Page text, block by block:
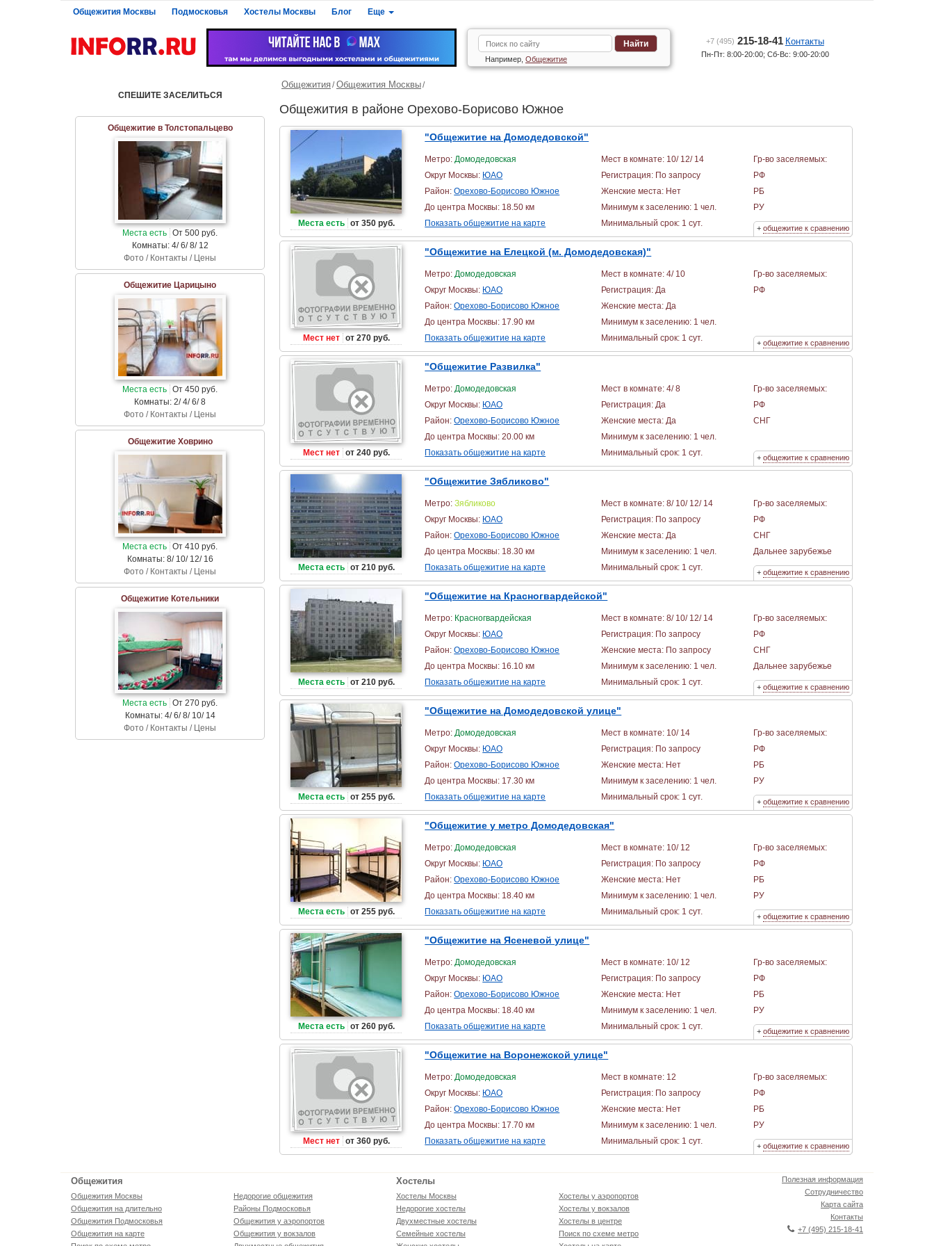
Общежития Москвы Подмосковья Хостелы Москвы Блог Еще
Найти
Например, Общежитие
+7 (495) 215-18-41 Контакты
Пн-Пт: 8:00-20:00; Сб-Вс: 9:00-20:00
СПЕШИТЕ ЗАСЕЛИТЬСЯ
Общежитие в Толстопальцево
Места есть От 500 руб.
Комнаты: 4/ 6/ 8/ 12
Фото / Контакты / Цены
Общежитие Царицыно
Места есть От 450 руб.
Комнаты: 2/ 4/ 6/ 8
Фото / Контакты / Цены
Общежитие Ховрино
Места есть От 410 руб.
Комнаты: 8/ 10/ 12/ 16
Фото / Контакты / Цены
Общежитие Котельники
Места есть От 270 руб.
Комнаты: 4/ 6/ 8/ 10/ 14
Фото / Контакты / Цены
Общежития Общежития Москвы
Общежития в районе Орехово-Борисово Южное
"Общежитие на Домодедовской"
Места есть от 350 руб.
Метро:Домодедовская
Округ Москвы: ЮАО
Район:Орехово-Борисово Южное
До центра Москвы: 18.50 км
Показать общежитие на карте
Мест в комнате: 10/ 12/ 14
Регистрация: По запросу
Женские места: Нет
Минимум к заселению: 1 чел.
Минимальный срок: 1 сут.
Гр-во заселяемых:
РФ
РБ
РУ
+ общежитие к сравнению
"Общежитие на Елецкой (м. Домодедовская)"
Мест нет от 270 руб.
Метро:Домодедовская
Округ Москвы: ЮАО
Район:Орехово-Борисово Южное
До центра Москвы: 17.90 км
Показать общежитие на карте
Мест в комнате: 4/ 10
Регистрация: Да
Женские места: Да
Минимум к заселению: 1 чел.
Минимальный срок: 1 сут.
Гр-во заселяемых:
РФ
+ общежитие к сравнению
"Общежитие Развилка"
Мест нет от 240 руб.
Метро:Домодедовская
Округ Москвы: ЮАО
Район:Орехово-Борисово Южное
До центра Москвы: 20.00 км
Показать общежитие на карте
Мест в комнате: 4/ 8
Регистрация: Да
Женские места: Да
Минимум к заселению: 1 чел.
Минимальный срок: 1 сут.
Гр-во заселяемых:
РФ
СНГ
+ общежитие к сравнению
"Общежитие Зябликово"
Места есть от 210 руб.
Метро:Зябликово
Округ Москвы: ЮАО
Район:Орехово-Борисово Южное
До центра Москвы: 18.30 км
Показать общежитие на карте
Мест в комнате: 8/ 10/ 12/ 14
Регистрация: По запросу
Женские места: Да
Минимум к заселению: 1 чел.
Минимальный срок: 1 сут.
Гр-во заселяемых:
РФ
СНГ
Дальнее зарубежье
+ общежитие к сравнению
"Общежитие на Красногвардейской"
Места есть от 210 руб.
Метро: Красногвардейская
Округ Москвы: ЮАО
Район:Орехово-Борисово Южное
До центра Москвы: 16.10 км
Показать общежитие на карте
Мест в комнате: 8/ 10/ 12/ 14
Регистрация: По запросу
Женские места: По запросу
Минимум к заселению: 1 чел.
Минимальный срок: 1 сут.
Гр-во заселяемых:
РФ
СНГ
Дальнее зарубежье
+ общежитие к сравнению
"Общежитие на Домодедовской улице"
Места есть от 255 руб.
Метро:Домодедовская
Округ Москвы: ЮАО
Район:Орехово-Борисово Южное
До центра Москвы: 17.30 км
Показать общежитие на карте
Мест в комнате: 10/ 14
Регистрация: По запросу
Женские места: Нет
Минимум к заселению: 1 чел.
Минимальный срок: 1 сут.
Гр-во заселяемых:
РФ
РБ
РУ
+ общежитие к сравнению
"Общежитие у метро Домодедовская"
Места есть от 255 руб.
Метро:Домодедовская
Округ Москвы: ЮАО
Район:Орехово-Борисово Южное
До центра Москвы: 18.40 км
Показать общежитие на карте
Мест в комнате: 10/ 12
Регистрация: По запросу
Женские места: Нет
Минимум к заселению: 1 чел.
Минимальный срок: 1 сут.
Гр-во заселяемых:
РФ
РБ
РУ
+ общежитие к сравнению
"Общежитие на Ясеневой улице"
Места есть от 260 руб.
Метро:Домодедовская
Округ Москвы: ЮАО
Район:Орехово-Борисово Южное
До центра Москвы: 18.40 км
Показать общежитие на карте
Мест в комнате: 10/ 12
Регистрация: По запросу
Женские места: Нет
Минимум к заселению: 1 чел.
Минимальный срок: 1 сут.
Гр-во заселяемых:
РФ
РБ
РУ
+ общежитие к сравнению
"Общежитие на Воронежской улице"
Мест нет от 360 руб.
Метро:Домодедовская
Округ Москвы: ЮАО
Район:Орехово-Борисово Южное
До центра Москвы: 17.70 км
Показать общежитие на карте
Мест в комнате: 12
Регистрация: По запросу
Женские места: Нет
Минимум к заселению: 1 чел.
Минимальный срок: 1 сут.
Гр-во заселяемых:
РФ
РБ
РУ
+ общежитие к сравнению
Общежития
Общежития Москвы
Общежития на длительно
Общежития Подмосковья
Общежития на карте
Недорогие общежития
Районы Подмосковья
Общежития у аэропортов
Общежития у вокзалов
Хостелы
Хостелы Москвы
Недорогие хостелы
Двухместные хостелы
Семейные хостелы
Хостелы у аэропортов
Хостелы у вокзалов
Хостелы в центре
Поиск по схеме метро
Полезная информация
Сотрудничество
Карта сайта
Контакты
+7 (495) 215-18-41